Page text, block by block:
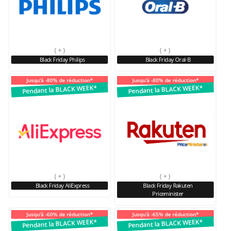
( + )
Black Friday Philips
( + )
Black Friday Oral-B
Jusqu'à -80% de réduction*
Pendant la BLACK WEEK*
( + )
Black Friday AliExpress
Jusqu'à -80% de réduction*
Pendant la BLACK WEEK*
( + )
Black Friday Rakuten
Priceminister
Jusqu'à -60% de réduction*
Pendant la BLACK WEEK*
Jusqu'à -65% de réduction*
Pendant la BLACK WEEK*